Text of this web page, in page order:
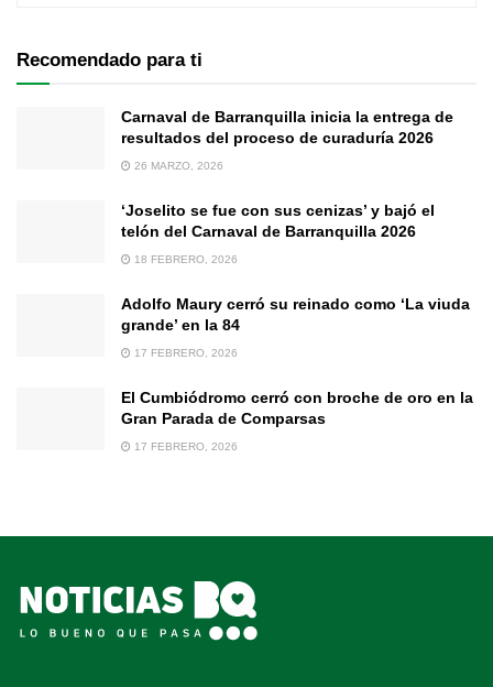
Recomendado para ti
Carnaval de Barranquilla inicia la entrega de
resultados del proceso de curaduría 2026
26 MARZO, 2026
‘Joselito se fue con sus cenizas’ y bajó el
telón del Carnaval de Barranquilla 2026
18 FEBRERO, 2026
Adolfo Maury cerró su reinado como ‘La viuda
grande’ en la 84
17 FEBRERO, 2026
El Cumbiódromo cerró con broche de oro en la
Gran Parada de Comparsas
17 FEBRERO, 2026